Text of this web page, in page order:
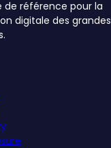
de référence pour la
digitale des grandes